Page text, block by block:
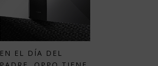
EN EL DÍA DEL